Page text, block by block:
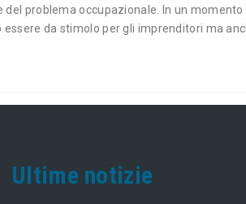
problema occupazionale. In un
da stimolo per gli imprenditori ma
Ultime notizie